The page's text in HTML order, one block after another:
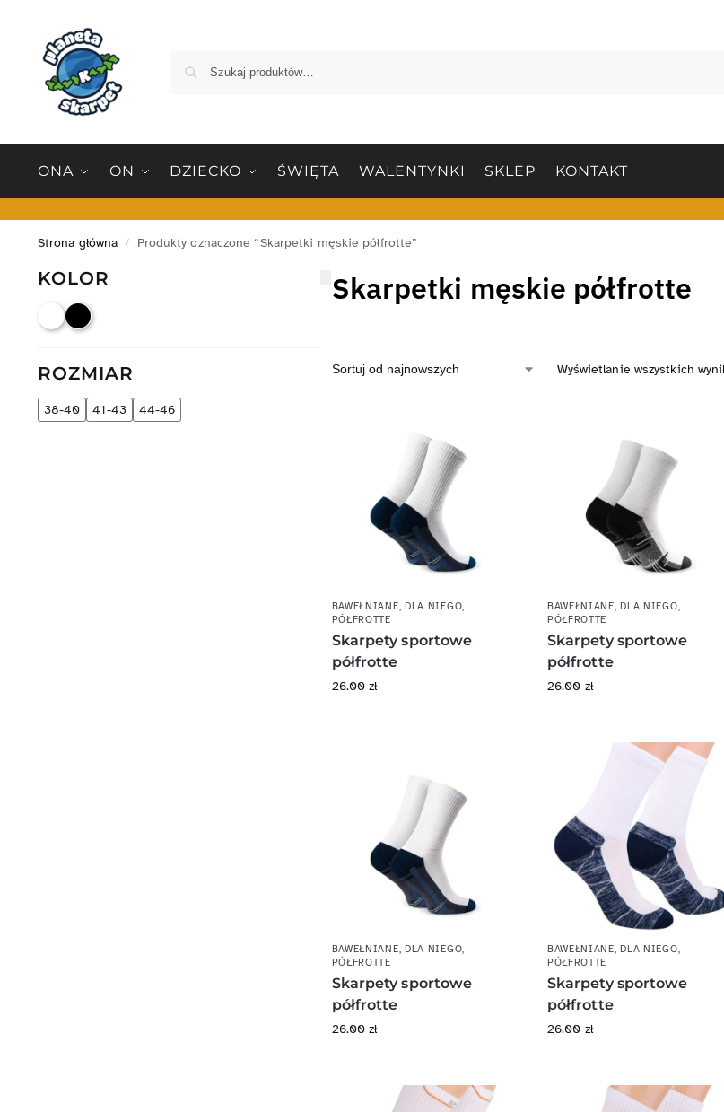
ONA ON DZIECKO ŚWIĘTA WALENTYNKI SKLEP KONTAKT
Strona główna / Produkty oznaczone “Skarpetki męskie półfrotte”
Skarpetki męskie półfrotte
Wyświetlanie wszystkich
BAWEŁNIANE, DLA NIEGO,
PÓŁFROTTE
Skarpety sportowe
półfrotte
26.00zł
BAWEŁNIANE, DLA NIEGO,
PÓŁFROTTE
Skarpety sportowe
półfrotte
26.00 zł
BAWEŁNIANE, DLA NIEGO,
PÓŁFROTTE
Skarpety sportowe
półfrotte
26.00zł
BAWEŁNIANE,DLA NIEGO,
PÓŁFROTTE
Skarpety sportowe
półfrotte
26.00 zł
KOLOR
ROZMIAR
38-40 41-43 44-46